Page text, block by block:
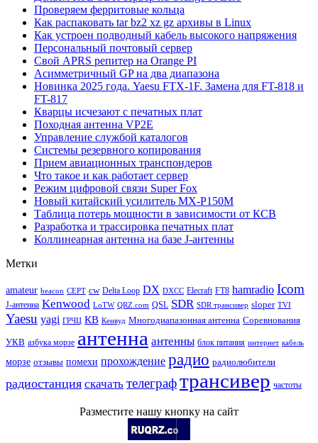
Проверяем ферритовые кольца
Как распаковать tar bz2 xz gz архивы в Linux
Как устроен подводный кабель высокого напряжения
Персональный почтовый сервер
Свой APRS репитер на Orange PI
Асимметричный GP на два диапазона
Новинка 2025 года. Yaesu FTX-1F. Замена для FT-818 и
FT-817
Кварцы исчезают с печатных плат
Походная антенна VP2E
Управление службой каталогов
Системы резервного копирования
Прием авиационных транспондеров
Что такое и как работает сервер
Режим цифровой связи Super Fox
Новый китайский усилитель MX-P150M
Таблица потерь мощности в зависимости от КСВ
Разработка и трассировка печатных плат
Коллинеарная антенна на базе J-антенны
Метки
amateur beacon CEPT cw Delta Loop DX DXCC Elecraft FT8 hamradio Icom
J-антенна Kenwood LoTW QRZ.com QSL SDR SDR трансивер sloper TVI
Yaesu yagi ГРЧЦ КВ Кенвуд Многодиапазонная антенна Соревнования
УКВ азбука морзе антенна антенны блок питания интернет кабель
морзе отзывы помехи прохождение радио радиолюбители
радиостанция скачать телеграфтрансивер частоты
Разместите нашу кнопку на сайт